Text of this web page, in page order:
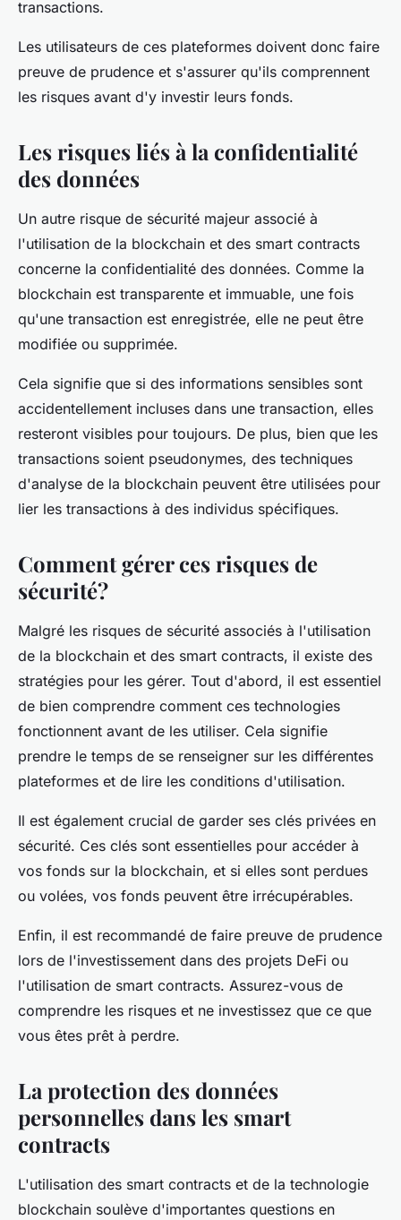
transactions.
Les utilisateurs de ces plateformes doivent donc faire
preuve de prudence et s'assurer qu'ils comprennent
les risques avant d'y investir leurs fonds.
Les risques liés à la confidentialité
des données
Un autre risque de sécurité majeur associé à
l'utilisation de la blockchain et des smart contracts
concerne la confidentialité des données. Comme la
blockchain est transparente et immuable, une fois
qu'une transaction est enregistrée, elle ne peut être
modifiée ou supprimée.
Cela signifie que si des informations sensibles sont
accidentellement incluses dans une transaction, elles
resteront visibles pour toujours. De plus, bien que les
transactions soient pseudonymes, des techniques
d'analyse de la blockchain peuvent être utilisées pour
lier les transactions à des individus spécifiques.
Comment gérer ces risques de
sécurité?
Malgré les risques de sécurité associés à l'utilisation
de la blockchain et des smart contracts, il existe des
stratégies pour les gérer. Tout d'abord, il est essentiel
de bien comprendre comment ces technologies
fonctionnent avant de les utiliser. Cela signifie
prendre le temps de se renseigner sur les différentes
plateformes et de lire les conditions d'utilisation.
Il est également crucial de garder ses clés privées en
sécurité. Ces clés sont essentielles pour accéder à
vos fonds sur la blockchain, et si elles sont perdues
ou volées, vos fonds peuvent être irrécupérables.
Enfin, il est recommandé de faire preuve de prudence
lors de l'investissement dans des projets DeFi ou
l'utilisation de smart contracts. Assurez-vous de
comprendre les risques et ne investissez que ce que
vous êtes prêt à perdre.
La protection des données
personnelles dans les smart
contracts
L'utilisation des smart contracts et de la technologie
blockchain soulève d'importantes questions en